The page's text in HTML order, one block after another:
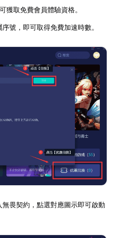
獲取免費會員體驗資格。
號，即可取得免費加速時數。
畏契約，點選對應圖示即可啟動